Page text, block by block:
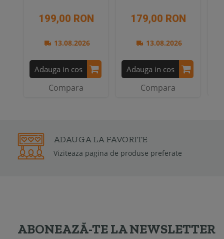
199,00 RON
13.08.2026
Adauga in cos
Compara
179,00 RON
13.08.2026
Adauga in cos
Compara
GARANTIE
Garantia de conformitate poate fi
2 ani
ABONEAZĂ-TE LA NEWSLETTER